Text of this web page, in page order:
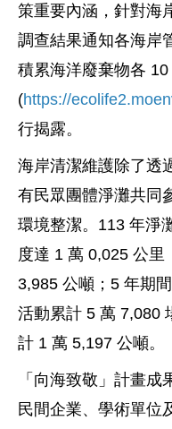
策重要內涵，針對海
調查結果通知各海岸
積累海洋廢棄物各
(https://
行揭露。
海岸清潔維護除了透
有民眾團體淨灘共同
環境整潔。113 年淨
度達 1 萬 0,025 公
3,985 公噸；5 年期
活動累計 5 萬 7,080
計 1 萬 5,197 公噸。
「向海致敬」計畫
民間企業、學術單位